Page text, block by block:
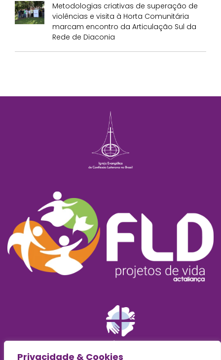
Privacidade & Cookies
Metodologias criativas de superação de
violências e visita à Horta Comunitária
marcam encontro da Articulação Sul da
Rede de Diaconia